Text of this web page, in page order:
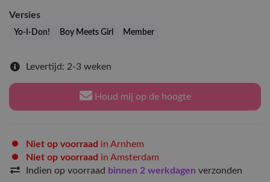
Versies
Yo-I-Don! Boy Meets Girl Member
Levertijd: 2-3 weken
Houd mij op de hoogte
Niet op voorraad in Arnhem
Niet op voorraad in Amsterdam
Indien op voorraad binnen 2 werkdagen verzonden